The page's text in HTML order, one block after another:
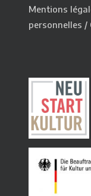
Mentions
personnelles /